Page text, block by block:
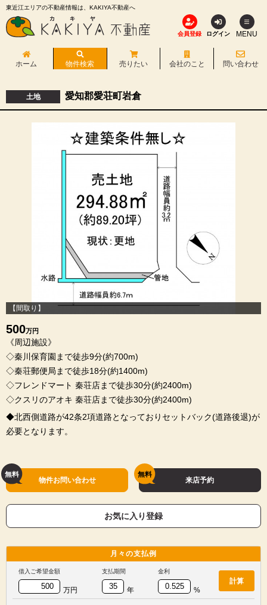
東近江エリアの不動産情報は、KAKIYA不動産へ
会員登録 ログイン MENU
ホーム 物件検索 売りたい 会社のこと 問い合わせ
土地 愛知郡愛荘町岩倉
【間取り】
500万円
《周辺施設》
◇秦川保育園まで徒歩9分(約700m)
◇秦荘郵便局まで徒歩18分(約1400m)
◇フレンドマート 秦荘店まで徒歩30分(約2400m)
◇クスリのアオキ 秦荘店まで徒歩30分(約2400m)
◆北西側道路が42条2項道路となっておりセットバック(道路後退)が
必要となります。
物件お問い合わせ 来店予約
お気に入り登録
月々の支払例
借入ご希望金額
万円
支払期間
年
金利
%
計算